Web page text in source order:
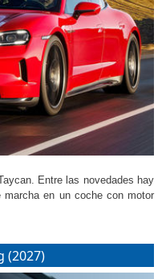
Entre las novedades hay
en un coche con motor
(2027)